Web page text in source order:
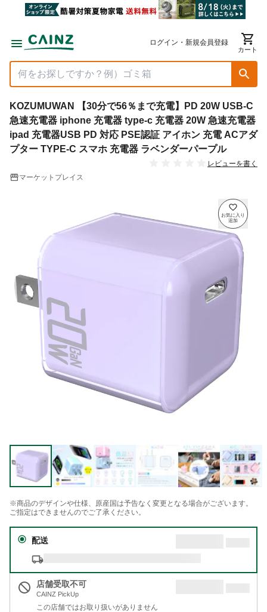
ログイン・新規会員登録
カート
KOZUMUWAN 【30分で56％まで充電】PD 20W USB-C
急速充電器 iphone 充電器 type-c 充電器 20W 急速充電器
ipad 充電器USB PD 対応 PSE認証 アイホン 充電 ACアダ
プター TYPE-C スマホ 充電器 ラベンダーパープル
レビューを書く
マーケットプレイス
※商品のデザインや仕様、原産国は予告なく変更となる場合がございます。
ご指定はできませんのでご了承ください。
配送
店舗受取不可
CAINZ PickUp
この店舗ではお取り扱いがありません